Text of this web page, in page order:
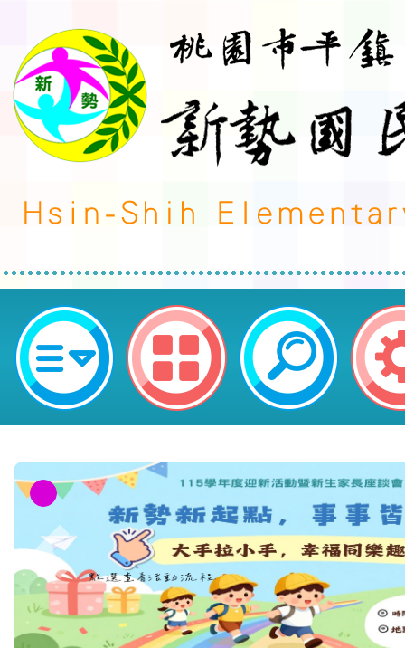
neilctes網站設計者：徐嘉裕